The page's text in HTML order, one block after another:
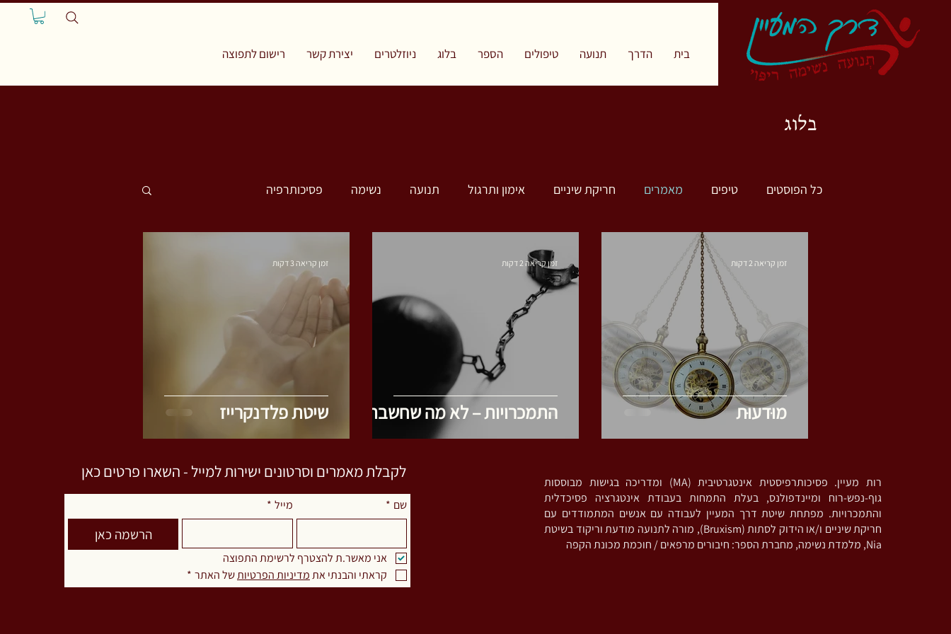
בית הדרך תנועה טיפולים הספר בלוג ניוזלטרים יצירת קשר רישום לתפוצה
בלוג
כל הפוסטים טיפים מאמרים חריקת שיניים אימון ותרגול תנועה נשימה פסיכותרפיה
מוּדעוּת
זמן קריאה 2 דקות
התמכרויות – לא מה שחשבתם
זמן קריאה 2 דקות
שיטת פלדנקרייז
זמן קריאה 3 דקות
לקבלת מאמרים וסרטונים ישירות למייל - השארו פרטים כאן
שם * מייל *
הרשמה כאן
אני מאשר.ת להצטרף לרשימת התפוצה
קראתי והבנתי את מדיניות הפרטיות של האתר *
רות מעיין. פסיכותרפיסטית אינטגרטיבית (MA) ומדריכה בגישות מבוססות
גוף-נפש-רוח ומיינדפולנס, בעלת התמחות בעבודת אינטגרציה פסיכדלית
והתמכרויות. מפתחת שיטת דרך המעיין לעבודה עם אנשים המתמודדים עם
חריקת שיניים ו/או הידוק לסתות (Bruxism), מורה לתנועה מודעת וריקוד בשיטת
Nia, מלמדת נשימה, מחברת הספר: חיבורים מרפאים / חוכמת מכונת הקפה